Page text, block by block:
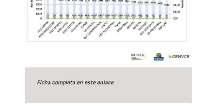
Ficha completa en este enlace